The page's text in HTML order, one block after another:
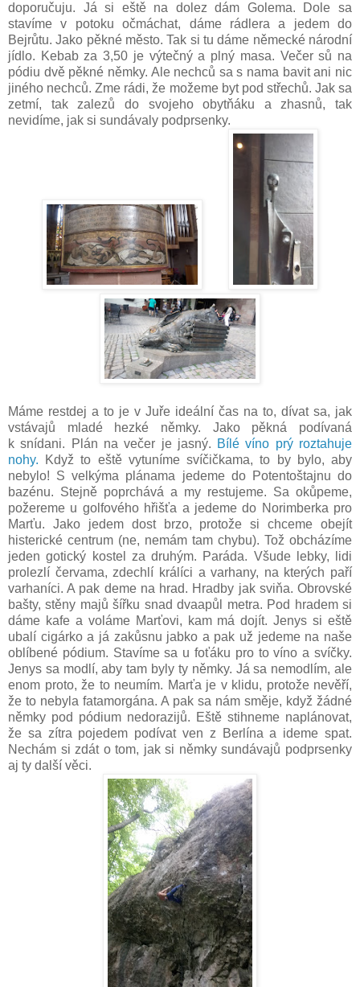
doporučuju. Já si eště na dolez dám Golema. Dole sa
stavíme v potoku očmáchat, dáme rádlera a jedem do
Bejrůtu. Jako pěkné město. Tak si tu dáme německé národní
jídlo. Kebab za 3,50 je výtečný a plný masa. Večer sů na
pódiu dvě pěkné němky. Ale nechců sa s nama bavit ani nic
jiného nechců. Zme rádi, že možeme byt pod střechů. Jak sa
zetmí, tak zalezů do svojeho obytňáku a zhasnů, tak
nevidíme, jak si sundávaly podprsenky.
Máme restdej a to je v Juře ideální čas na to, dívat sa, jak
vstávajů mladé hezké němky. Jako pěkná podívaná
k snídani. Plán na večer je jasný. Bílé víno prý roztahuje
nohy. Když to eště vytuníme svíčičkama, to by bylo, aby
nebylo! S velkýma plánama jedeme do Potentoštajnu do
bazénu. Stejně poprchává a my restujeme. Sa okůpeme,
požereme u golfového hřišťa a jedeme do Norimberka pro
Marťu. Jako jedem dost brzo, protože si chceme obejít
histerické centrum (ne, nemám tam chybu). Tož obcházíme
jeden gotický kostel za druhým. Paráda. Všude lebky, lidi
prolezlí červama, zdechlí králíci a varhany, na kterých paří
varhaníci. A pak deme na hrad. Hradby jak sviňa. Obrovské
bašty, stěny majů šířku snad dvaapůl metra. Pod hradem si
dáme kafe a voláme Marťovi, kam má dojít. Jenys si eště
ubalí cigárko a já zakůsnu jabko a pak už jedeme na naše
oblíbené pódium. Stavíme sa u foťáku pro to víno a svíčky.
Jenys sa modlí, aby tam byly ty němky. Já sa nemodlím, ale
enom proto, že to neumím. Marťa je v klidu, protože nevěří,
že to nebyla fatamorgána. A pak sa nám směje, když žádné
němky pod pódium nedorazijů. Eště stihneme naplánovat,
že sa zítra pojedem podívat ven z Berlína a ideme spat.
Nechám si zdát o tom, jak si němky sundávajů podprsenky
aj ty další věci.